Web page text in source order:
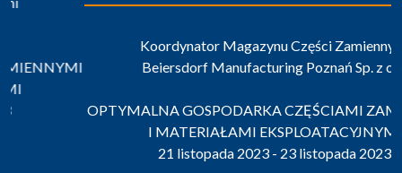
Koordynator Magazynu Części Zamiennych
Beiersdorf Manufacturing Poznań Sp. z o.o.
OPTYMALNA GOSPODARKA CZĘŚCIAMI ZAMIENNYMI
I MATERIAŁAMI EKSPLOATACYJNYMI
21 listopada 2023 - 23 listopada 2023